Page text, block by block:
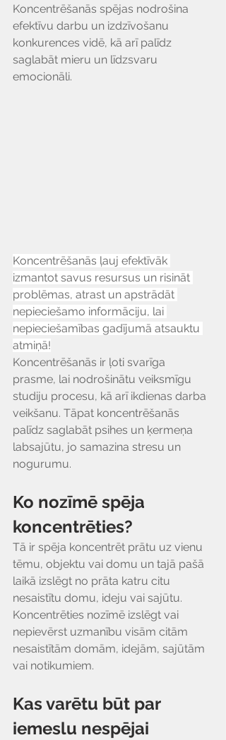
Koncentrēšanās spējas nodrošina
efektīvu darbu un izdzīvošanu
konkurences vidē, kā arī palīdz
saglabāt mieru un līdzsvaru
emocionāli.
Koncentrēšanās ļauj efektīvāk
izmantot savus resursus un risināt
problēmas, atrast un apstrādāt
nepieciešamo informāciju, lai
nepieciešamības gadījumā atsauktu
atmiņā!
Koncentrēšanās ir ļoti svarīga
prasme, lai nodrošinātu veiksmīgu
studiju procesu, kā arī ikdienas darba
veikšanu. Tāpat koncentrēšanās
palīdz saglabāt psihes un ķermeņa
labsajūtu, jo samazina stresu un
nogurumu.
Ko nozīmē spēja
koncentrēties?
Tā ir spēja koncentrēt prātu uz vienu
tēmu, objektu vai domu un tajā pašā
laikā izslēgt no prāta katru citu
nesaistītu domu, ideju vai sajūtu.
Koncentrēties nozīmē izslēgt vai
nepievērst uzmanību visām citām
nesaistītām domām, idejām, sajūtām
vai notikumiem.
Kas varētu būt par
iemeslu nespējai